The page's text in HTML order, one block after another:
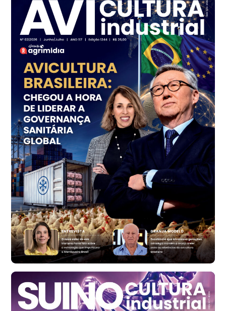
Ovo Branco - Regional
Branco
R$ 145,34
cx
Ovo Vermelho - Regional
Grande São Paulo (SP)
R$ 155,59
cx
Ovo Vermelho - Regional
Vermelho
R$ 159,31
cx
Ovo Branco - Regional
Bastos (SP)
R$ 134,40
cx
Ovo Vermelho - Regional
Bastos (SP)
R$ 147,87
cx
SP
R$ 7,13
kg